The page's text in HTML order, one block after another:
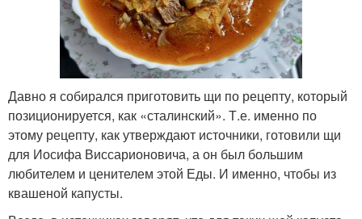
Давно я собирался приготовить щи по рецепту, который
позиционируется, как «сталинский». Т.е. именно по
этому рецепту, как утверждают источники, готовили щи
для Иосифа Виссарионовича, а он был большим
любителем и ценителем этой Еды. И именно, чтобы из
квашеной капусты.